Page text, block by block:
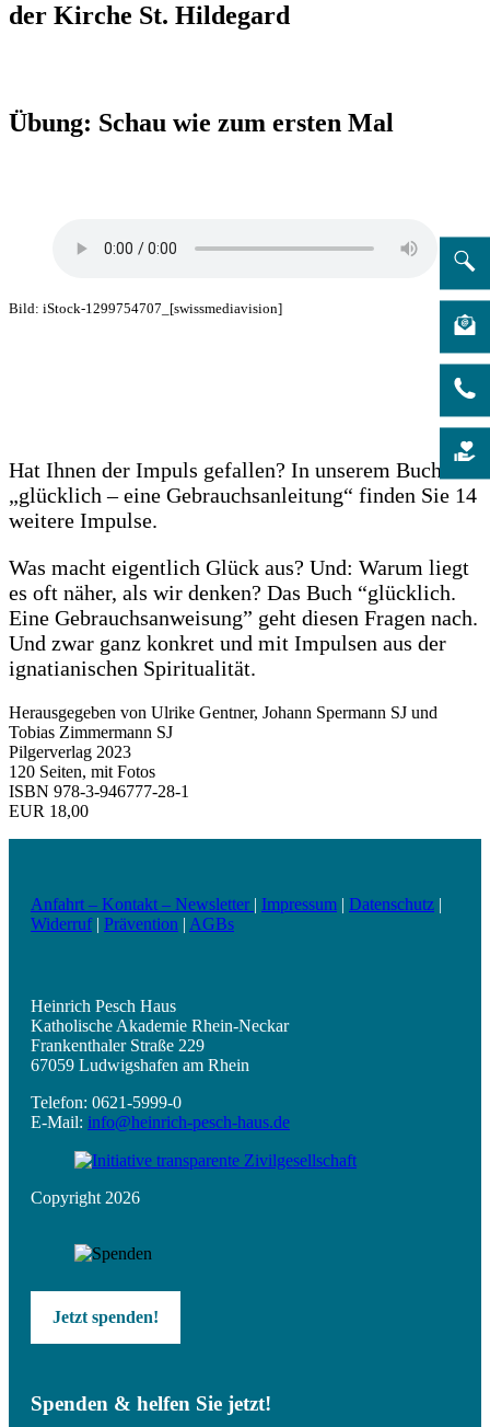
der Kirche St. Hildegard
Übung: Schau wie zum ersten Mal
Bild: iStock-1299754707_[swissmediavision]
Hat Ihnen der Impuls gefallen? In unserem Buch
„glücklich – eine Gebrauchsanleitung“ finden Sie 14
weitere Impulse.
Was macht eigentlich Glück aus? Und: Warum liegt
es oft näher, als wir denken? Das Buch “glücklich.
Eine Gebrauchsanweisung” geht diesen Fragen nach.
Und zwar ganz konkret und mit Impulsen aus der
ignatianischen Spiritualität.
Herausgegeben von Ulrike ­Gentner, Johann Spermann SJ und
Tobias ­Zimmermann SJ
Pilgerverlag 2023
120 Seiten, mit Fotos
ISBN 978-3-946777-28-1
EUR 18,00
Anfahrt – Kontakt – Newsletter | Impressum | Datenschutz |
Widerruf| Prävention | AGBs
Heinrich Pesch Haus
Katholische Akademie Rhein-Neckar
Frankenthaler Straße 229
67059 Ludwigshafen am Rhein
Telefon: 0621-5999-0
E-Mail: info@heinrich-pesch-haus.de
Copyright 2026
Jetzt spenden!
Spenden & helfen Sie jetzt!